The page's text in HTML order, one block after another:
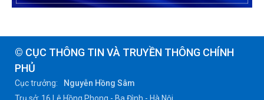
© CỤC THÔNG TIN VÀ TRUYỀN THÔNG CHÍNH
PHỦ
Cục trưởng:
Nguyễn Hồng Sâm